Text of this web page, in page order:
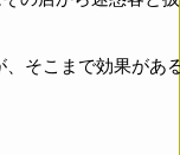
そこまで効果があ